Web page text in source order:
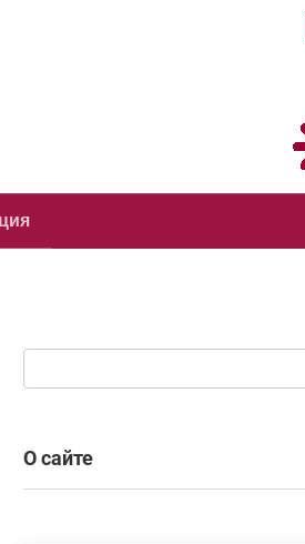
О сайте